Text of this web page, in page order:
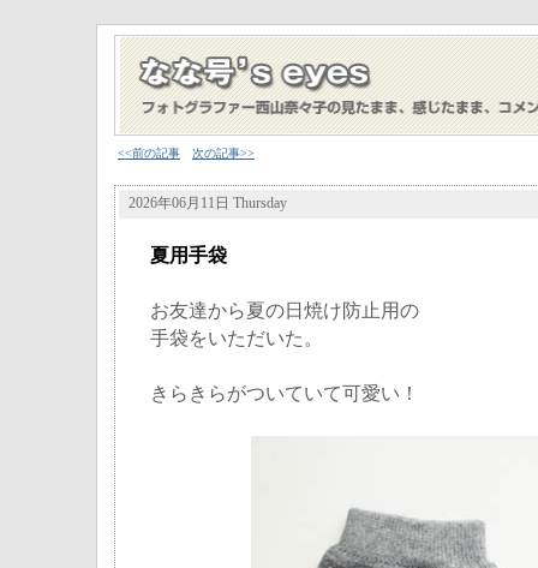
<<前の記事 次の記事>>
2026年06月11日 Thursday
夏用手袋
お友達から夏の日焼け防止用の
手袋をいただいた。
きらきらがついていて可愛い！